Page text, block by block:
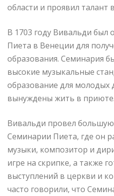
области и проявил талант
В 1703 году Вивальди
Пиета в Венеции для
образования. Семинария
высокие музыкальные
образование для молодых
вынуждены жить в приюте.
Вивальди провел
Семинарии Пиета, где он
музыки, композитор и
игре на скрипке, а также
выступлений в церкви и
часто говорили, что